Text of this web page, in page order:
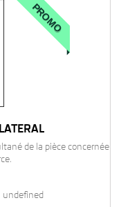
PROMO
de la pièce concernée
undefined